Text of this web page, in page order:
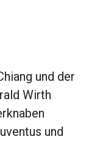
und der
Wirth
und